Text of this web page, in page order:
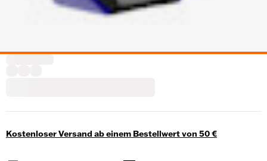
Kostenloser Versand ab einem Bestellwert von 50 €